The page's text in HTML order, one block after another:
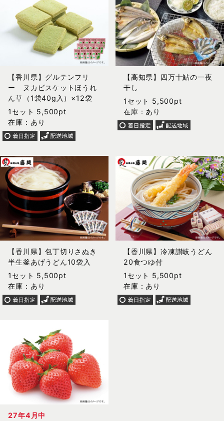
【香川県】グルテンフリ
ー ヌカビスケットほうれ
ん草（1袋40g入）×12袋
1セット 5,500pt
在庫：あり
【高知県】四万十鮎の一夜
干し
1セット 5,500pt
在庫：あり
【香川県】包丁切りさぬき
半生釜あげうどん10袋入
1セット 5,500pt
在庫：あり
【香川県】冷凍讃岐うどん
20食つゆ付
1セット 5,500pt
在庫：あり
27年4月中